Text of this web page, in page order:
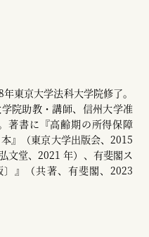
東京大学法科大学院修了。
院助教・講師、信州大学准
著書に『高齢期の所得保障
』（東京大学出版会、2015
文堂、2021 年）、有斐閣ス
』（共著、有斐閣、2023